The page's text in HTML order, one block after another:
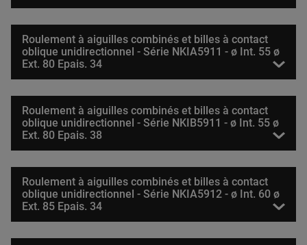
Roulement à aiguilles combinés et billes à contact
oblique unidirectionnel - Série NKIA5911 - ø Int. 55 ø
Ext. 80 Epais. 34
Roulement à aiguilles combinés et billes à contact
oblique unidirectionnel - Série NKIB5911 - ø Int. 55 ø
Ext. 80 Epais. 38
Roulement à aiguilles combinés et billes à contact
oblique unidirectionnel - Série NKIA5912 - ø Int. 60 ø
Ext. 85 Epais. 34